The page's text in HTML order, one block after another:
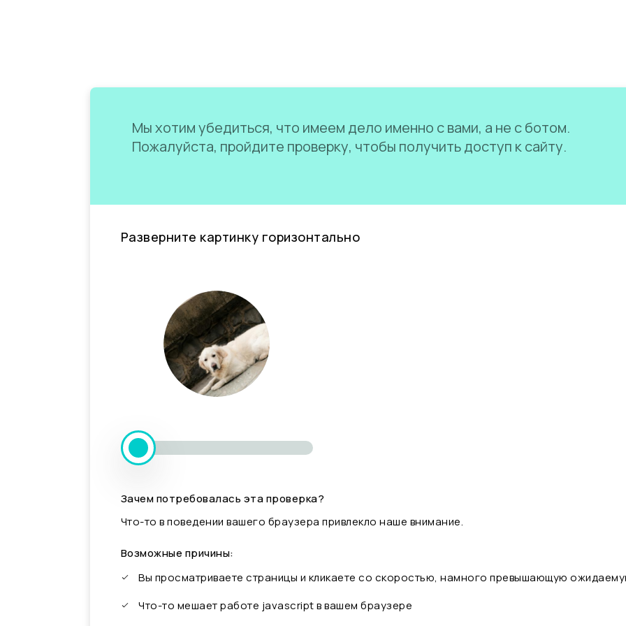
Мы хотим убедиться, что имеем дело именно с вами, а не с ботом.
Пожалуйста, пройдите проверку, чтобы получить доступ к сайту.
Разверните картинку горизонтально
Зачем потребовалась эта проверка?
Что-то в поведении вашего браузера привлекло наше внимание.
Возможные причины:
Вы просматриваете страницы и кликаете со скоростью, намного превышающую
Что-то мешает работе javascript в вашем браузере